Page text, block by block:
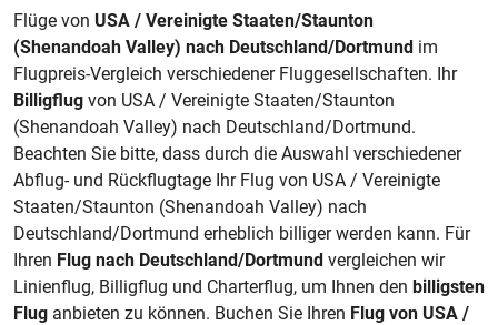
Flüge von USA / Vereinigte Staaten/Staunton
(Shenandoah Valley) nach Deutschland/Dortmund im
Flugpreis-Vergleich verschiedener Fluggesellschaften. Ihr
Billigflug von USA / Vereinigte Staaten/Staunton
(Shenandoah Valley) nach Deutschland/Dortmund.
Beachten Sie bitte, dass durch die Auswahl verschiedener
Abflug- und Rückflugtage Ihr Flug von USA / Vereinigte
Staaten/Staunton (Shenandoah Valley) nach
Deutschland/Dortmund erheblich billiger werden kann. Für
Ihren Flug nach Deutschland/Dortmund vergleichen wir
Linienflug, Billigflug und Charterflug, um Ihnen den billigsten
Flug anbieten zu können. Buchen Sie Ihren Flug von USA /